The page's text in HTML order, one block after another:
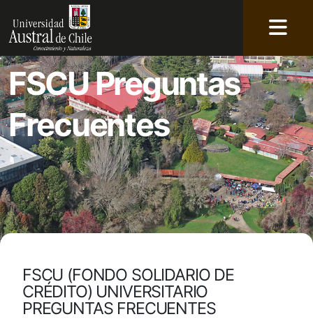
FSCU Preguntas
Frecuentes
FSCU (FONDO SOLIDARIO DE
CRÉDITO) UNIVERSITARIO
PREGUNTAS FRECUENTES